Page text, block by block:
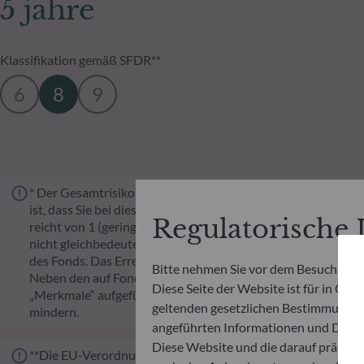
5 jahre
Klassifikation gemäß SFDR**
6 8 9
* Der Gesamtrisikoindikator (SRI) hilft Ihnen, das mit
ist, dass Sie bei diesem Produkt Geld verlieren, weil sich
reicht von 1 (geringes Risiko) bis 7 (hohes Risiko). Die
nicht gleichbedeutend mit risikolos. Historische Daten, wie
des Fonds. Das Erreichen der Anlageziele im Hinblick auf
Neben den auf Fondsebene anfallenden Kosten wurde für
„Merkmale“ aufgeführten Prozentsatz des
mindern.
**Die EU-Verordnung zur Offenlegung von
Bitte nehmen Sie vor dem Besuch
Diese Seite der Website ist für in
geltenden gesetzlichen
angeführten Informationen und
Diese Website und die darauf